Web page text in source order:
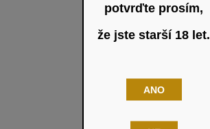
potvrďte prosím,
že jste starší 18 let.
ANO